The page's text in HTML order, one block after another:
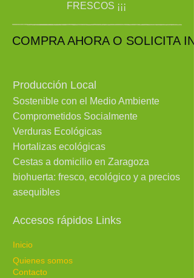
FRESCOS ¡¡¡
COMPRA AHORA O SOLICITA
Producción Local
Sostenible con el Medio Ambiente
Comprometidos Socialmente
Verduras Ecológicas
Hortalizas ecológicas
Cestas a domicilio en Zaragoza
biohuerta: fresco, ecológico y a precios
asequibles
Accesos rápidos Links​
Inicio
Quienes somos
Contacto